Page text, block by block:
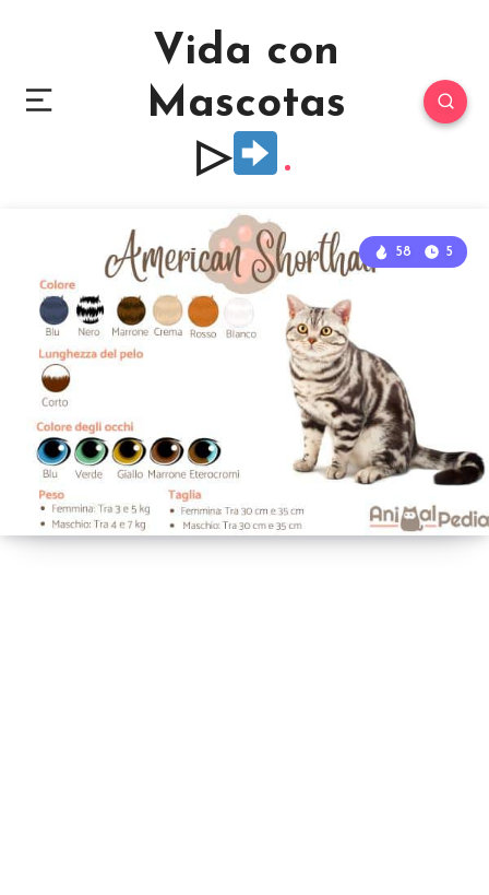
Vida con
Mascotas
▷
58 5